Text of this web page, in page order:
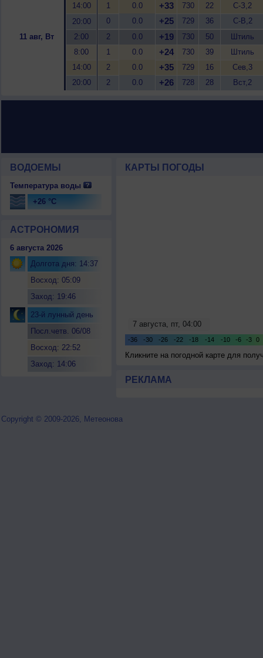
14:00
1 0.0 +33 730 22
С-З,2
20:00
0 0.0 +25 729 36
С-В,2
11 авг, Вт
2:00 2 0.0 +19 730 50
Штиль
8:00
1 0.0 +24 730 39
Штиль
14:00
2 0.0 +35 729 16
Сев,3
20:00
2 0.0 +26 728 28 Вст,2
ВОДОЕМЫ
Температура воды
+26 °C
АСТРОНОМИЯ
6 августа 2026
Долгота дня: 14:37
Восход: 05:09
Заход: 19:46
23-й лунный день
Посл.четв. 06/08
Восход: 22:52
Заход: 14:06
КАРТЫ ПОГОДЫ
Кликните на погодной карте для
РЕКЛАМА
Copyright © 2009-2026, Метеонова